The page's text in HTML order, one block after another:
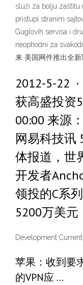
služi za bolju zaštitu
pristupi stranim
Guglovih servisa i
neophodni za
来 美国网件推出全新
2012-5-22
获高盛投资
00:00 来源
网易科技讯
体报道，世
开发者
领投的C系
5200万美元
Development
苹果：收到要
的VPN应 …